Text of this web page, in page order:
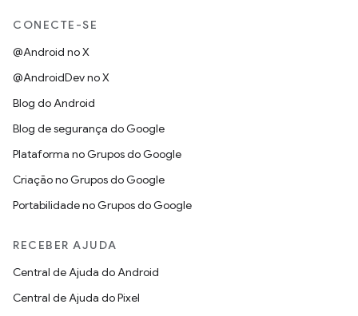
CONECTE-SE
@Android no X
@AndroidDev no X
Blog do Android
Blog de segurança do Google
Plataforma no Grupos do Google
Criação no Grupos do Google
Portabilidade no Grupos do Google
RECEBER AJUDA
Central de Ajuda do Android
Central de Ajuda do Pixel